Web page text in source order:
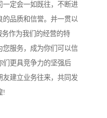
定会一如既往，不断进
品质和信誉。并一贯以
作为我们的经营的特
服务，成为你们可以信
们更具竞争力的坚强后
友建立业务往来，共同发
!